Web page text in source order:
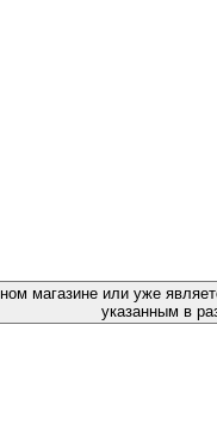
магазине или уже
указанным в